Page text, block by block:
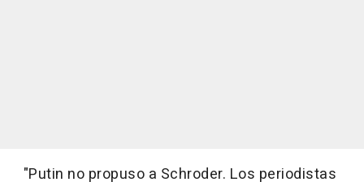
"Putin no propuso a Schroder. Los periodistas